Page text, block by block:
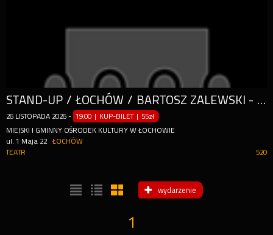
STAND-UP / ŁOCHÓW / BARTOSZ ZALEWSKI - "MYŚLĘ WIĘC PIERDZĘ"
26 LISTOPADA 2026 - 19:00 | KUP-BILET | 55zł
MIEJSKI I GMINNY OŚRODEK KULTURY W ŁOCHOWIE
ul. 1 Maja 22
ŁOCHÓW
520
TEATR
wydarzenie
1